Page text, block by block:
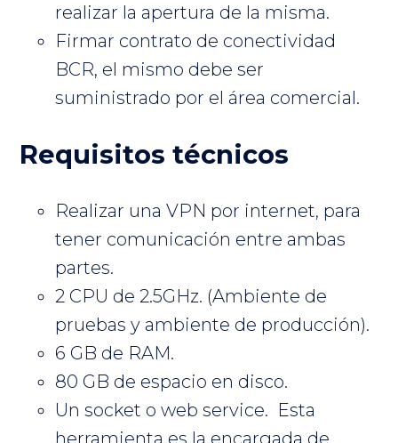
realizar la apertura de la misma.
Firmar contrato de conectividad
BCR, el mismo debe ser
suministrado por el área comercial.
Requisitos técnicos
Realizar una VPN por internet, para
tener comunicación entre ambas
partes.
2 CPU de 2.5GHz. (Ambiente de
pruebas y ambiente de producción).
6 GB de RAM.
80 GB de espacio en disco.
Un socket o web service. Esta
herramienta es la encargada de